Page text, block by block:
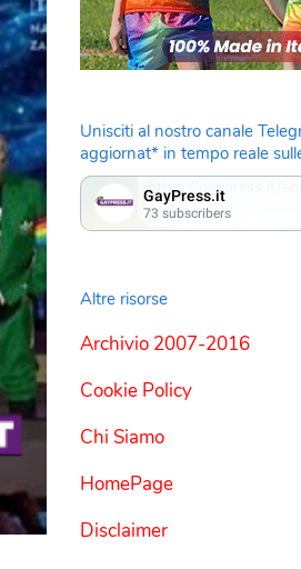
Unisciti al nostro canale
aggiornat* in tempo reale
Altre risorse
Archivio 2007-2016
Cookie Policy
Chi Siamo
HomePage
Disclaimer